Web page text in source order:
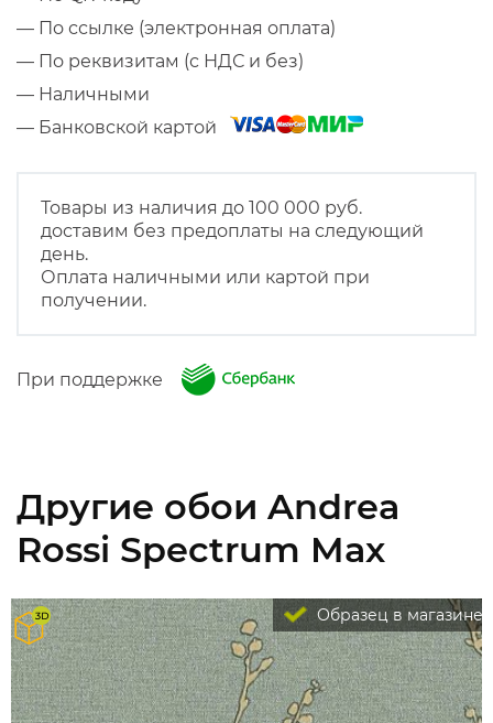
— По ссылке (электронная оплата)
— По реквизитам (с НДС и без)
— Наличными
— Банковской картой
Товары из наличия до 100 000 руб.
доставим без предоплаты на следующий
день.
Оплата наличными или картой при
получении.
При поддержке
Другие обои Andrea
Rossi Spectrum Max
Образец в магазине